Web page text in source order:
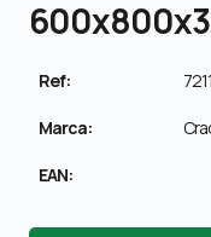
Ref:
Marca:
EAN: